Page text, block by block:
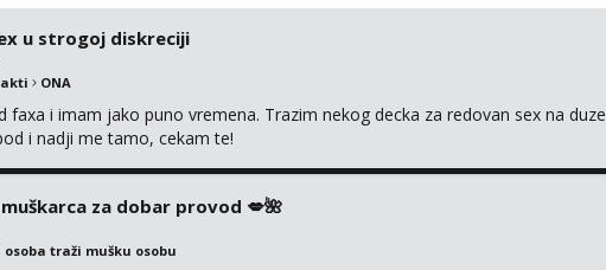
u strogoj diskreciji
ONA
faxa i imam jako puno vremena. Trazim nekog decka za redovan sex na duze
i nadji me tamo, cekam te!
za dobar provod 💋🌺
osoba traži mušku osobu